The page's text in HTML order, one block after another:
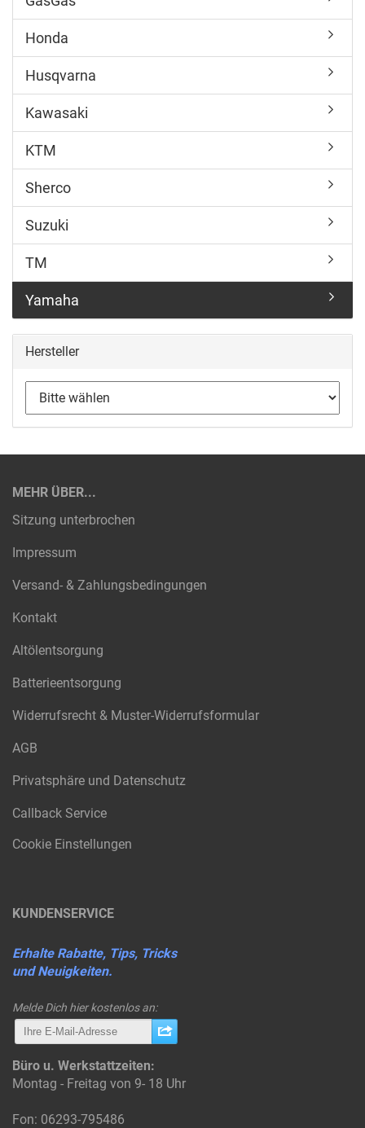
Honda
Husqvarna
Kawasaki
KTM
Sherco
Suzuki
TM
Yamaha
Hersteller
MEHR ÜBER...
Sitzung unterbrochen
Impressum
Versand- & Zahlungsbedingungen
Kontakt
Altölentsorgung
Batterieentsorgung
Widerrufsrecht & Muster-Widerrufsformular
AGB
Privatsphäre und Datenschutz
Callback Service
Cookie Einstellungen
KUNDENSERVICE
Erhalte Rabatte, Tips, Tricks
und Neuigkeiten.
Melde Dich hier kostenlos an:
Büro u. Werkstattzeiten:
Montag - Freitag von 9- 18 Uhr
Fon: 06293-795486